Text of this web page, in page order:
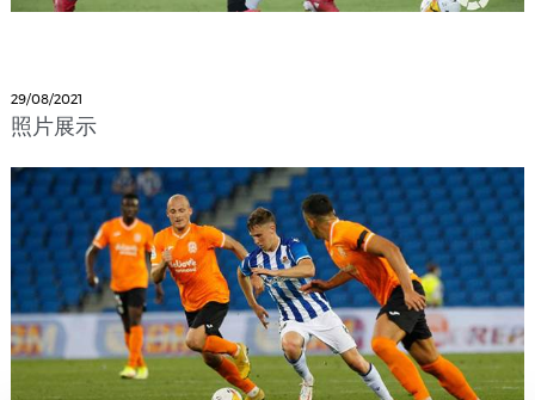
29/08/2021
照片展示